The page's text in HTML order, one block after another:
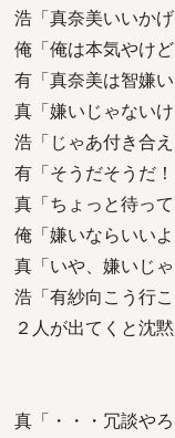
浩「真奈美いいかげ
俺「俺は本気やけど
有「真奈美は智嫌い
真「嫌いじゃないけ
浩「じゃあ付き合
有「そうだそうだ！
真「ちょっと待っ
俺「嫌いならいい
真「いや、嫌いじ
浩「有紗向こう行
２人が出てくと沈黙
真「・・・冗談やろ